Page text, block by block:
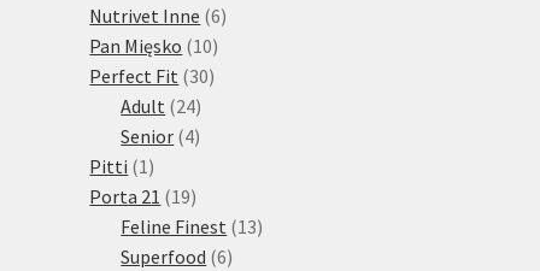
produkty
Nutrivet Inne 66
Pan Mięsko 1010
produktů
Perfect Fit 3030
Adult 2424
produktů
Senior 44
Pitti 1 1
produkt
Porta 21 1919
produktů
Feline Finest 1313
Superfood 66